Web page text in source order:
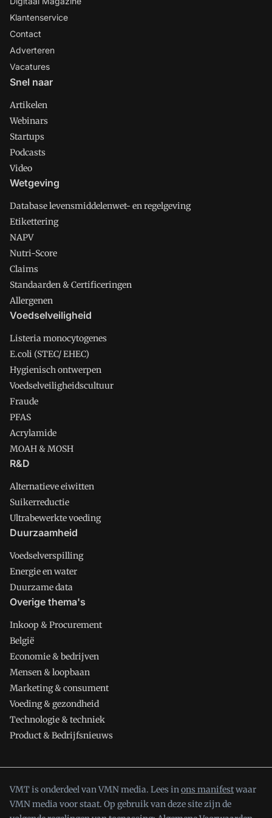
Klantenservice
Contact
Adverteren
Vacatures
Snel naar
Artikelen
Webinars
Startups
Podcasts
Video
Wetgeving
Database levensmiddelenwet- en regelgeving
Etikettering
NAPV
Nutri-Score
Claims
Standaarden & Certificeringen
Allergenen
Voedselveiligheid
Listeria monocytogenes
E.coli (STEC/ EHEC)
Hygienisch ontwerpen
Voedselveiligheidscultuur
Fraude
PFAS
Acrylamide
MOAH & MOSH
R&D
Alternatieve eiwitten
Suikerreductie
Ultrabewerkte voeding
Duurzaamheid
Voedselverspilling
Energie en water
Duurzame data
Overige thema's
Inkoop & Procurement
België
Economie & bedrijven
Mensen & loopbaan
Marketing & consument
Voeding & gezondheid
Technologie & techniek
Product & Bedrijfsnieuws
VMT is onderdeel van VMN media. Lees inons manifestwaar
VMN media voor staat. Op gebruik van deze site zijn de